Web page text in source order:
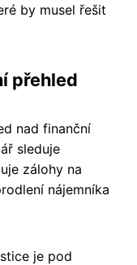
by musel řešit
přehled
nad finanční
sleduje
zálohy na
nájemníka
je pod